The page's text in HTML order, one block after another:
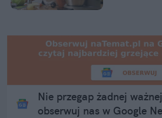
Nie przegap żadnej
obserwuj nas w Google